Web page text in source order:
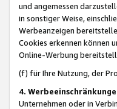
und angemessen
in sonstiger Weise,
Werbeanzeigen
Cookies erkennen können
Online-Werbung
(f) für Ihre Nutzung, der
4.
Unternehmen oder in